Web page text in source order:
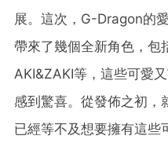
展。這次，G-Dragon的
帶來了幾個全新角色，包
AKI&ZAKI等，這些可愛
感到驚喜。從發佈之初，
已經等不及想要擁有這些